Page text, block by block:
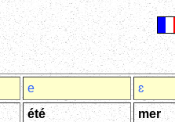
e ɛ
été mer